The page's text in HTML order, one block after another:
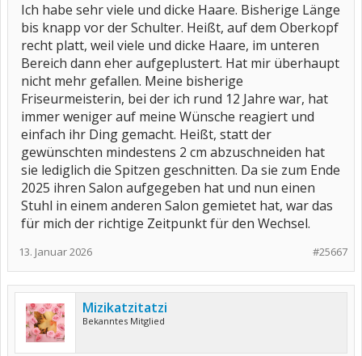
Ich habe sehr viele und dicke Haare. Bisherige Länge
bis knapp vor der Schulter. Heißt, auf dem Oberkopf
recht platt, weil viele und dicke Haare, im unteren
Bereich dann eher aufgeplustert. Hat mir überhaupt
nicht mehr gefallen. Meine bisherige
Friseurmeisterin, bei der ich rund 12 Jahre war, hat
immer weniger auf meine Wünsche reagiert und
einfach ihr Ding gemacht. Heißt, statt der
gewünschten mindestens 2 cm abzuschneiden hat
sie lediglich die Spitzen geschnitten. Da sie zum Ende
2025 ihren Salon aufgegeben hat und nun einen
Stuhl in einem anderen Salon gemietet hat, war das
für mich der richtige Zeitpunkt für den Wechsel.
#25667
13. Januar 2026
Mizikatzitatzi
Bekanntes Mitglied